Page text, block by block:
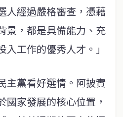
人經過嚴格審查，憑藉
景，都是具備能力、充
工作的優秀人才。」
主黨看好選情。阿披實
國家發展的核心位置，